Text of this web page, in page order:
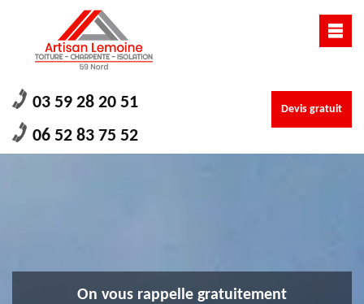
03 59 28 20 51
06 52 83 75 52
Devis gratuit
On vous rappelle gratuitement